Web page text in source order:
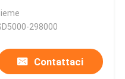
calore del tessuto
298000
Contattaci